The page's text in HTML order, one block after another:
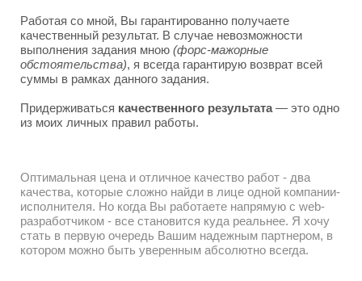
Работая со мной, Вы гарантированно получаете
качественный результат. В случае невозможности
выполнения задания мною (форс-мажорные
обстоятельства), я всегда гарантирую возврат всей
суммы в рамках данного задания.
Придерживаться качественного результата— это одно
из моих личных правил работы.
Оптимальная цена и отличное качество работ - два
качества, которые сложно найди в лице одной компании-
исполнителя. Но когда Вы работаете напрямую с web-
разработчиком - все становится куда реальнее. Я хочу
стать в первую очередь Вашим надежным партнером, в
котором можно быть уверенным абсолютно всегда.